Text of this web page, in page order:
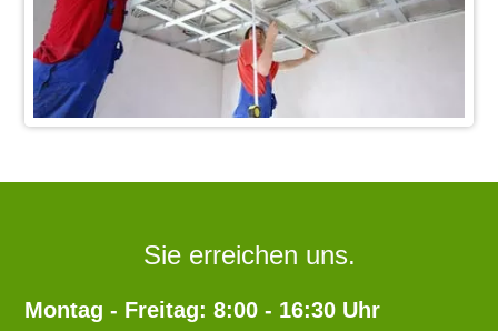
Sie erreichen uns.
Montag - Freitag: 8:00 - 16:30 Uhr